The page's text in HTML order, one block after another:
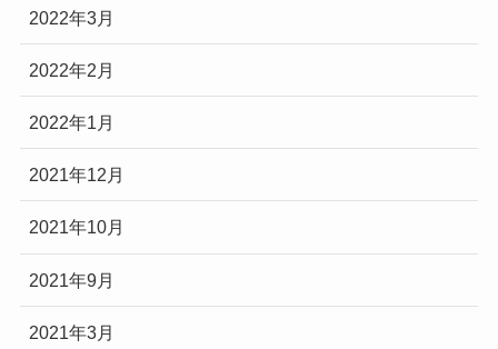
2022年3月
2022年2月
2022年1月
2021年12月
2021年10月
2021年9月
2021年3月